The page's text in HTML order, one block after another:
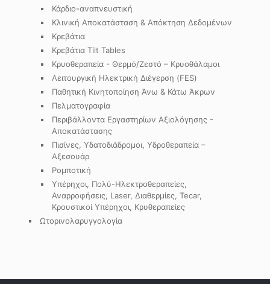
Κάρδιο-αναπνευστική
Κλινική Αποκατάσταση & Απόκτηση Δεδομένων
Κρεβάτια
Κρεβάτια Tilt Tables
Κρυοθεραπεία - Θερμό/Ζεστό – Κρυοθάλαμοι
Λειτουργική Ηλεκτρική Διέγερση (FES)
Παθητική Κινητοποίηση Άνω & Κάτω Άκρων
Πελματογραφία
Περιβάλλοντα Εργαστηρίων Αξιολόγησης -
Αποκατάστασης
Πισίνες, Υδατοδιάδρομοι, Υδροθεραπεία –
Αξεσουάρ
Ρομποτική
Υπέρηχοι, Πολύ-Ηλεκτροθεραπείες,
Αναρροφήσεις, Laser, Διαθερμίες, Tecar,
Κρουστικοί Υπέρηχοι, Κρυθεραπείες
Ωτορινολαρυγγολογία